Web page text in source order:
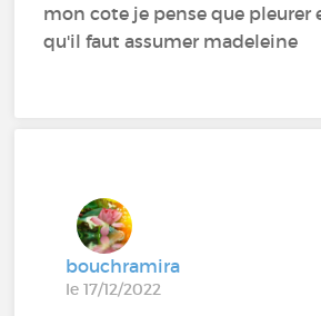
mon cote je pense que pleurer
qu'il faut assumer madeleine
bouchramira
le 17/12/2022